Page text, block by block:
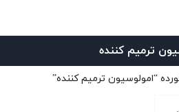
ترمیم کننده
“امولوسیون ترمیم کننده”